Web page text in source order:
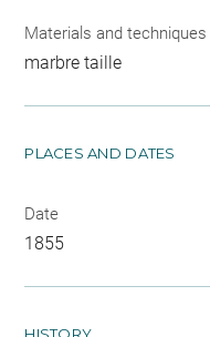
Materials and techniques
marbre taille
PLACES AND DATES
Date
1855